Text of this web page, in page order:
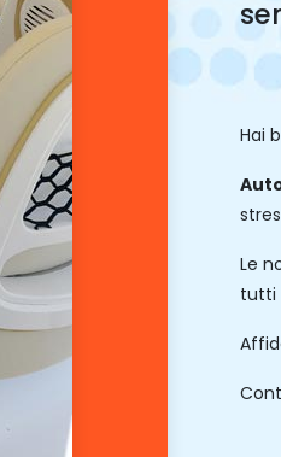
Hai
Le
tutti